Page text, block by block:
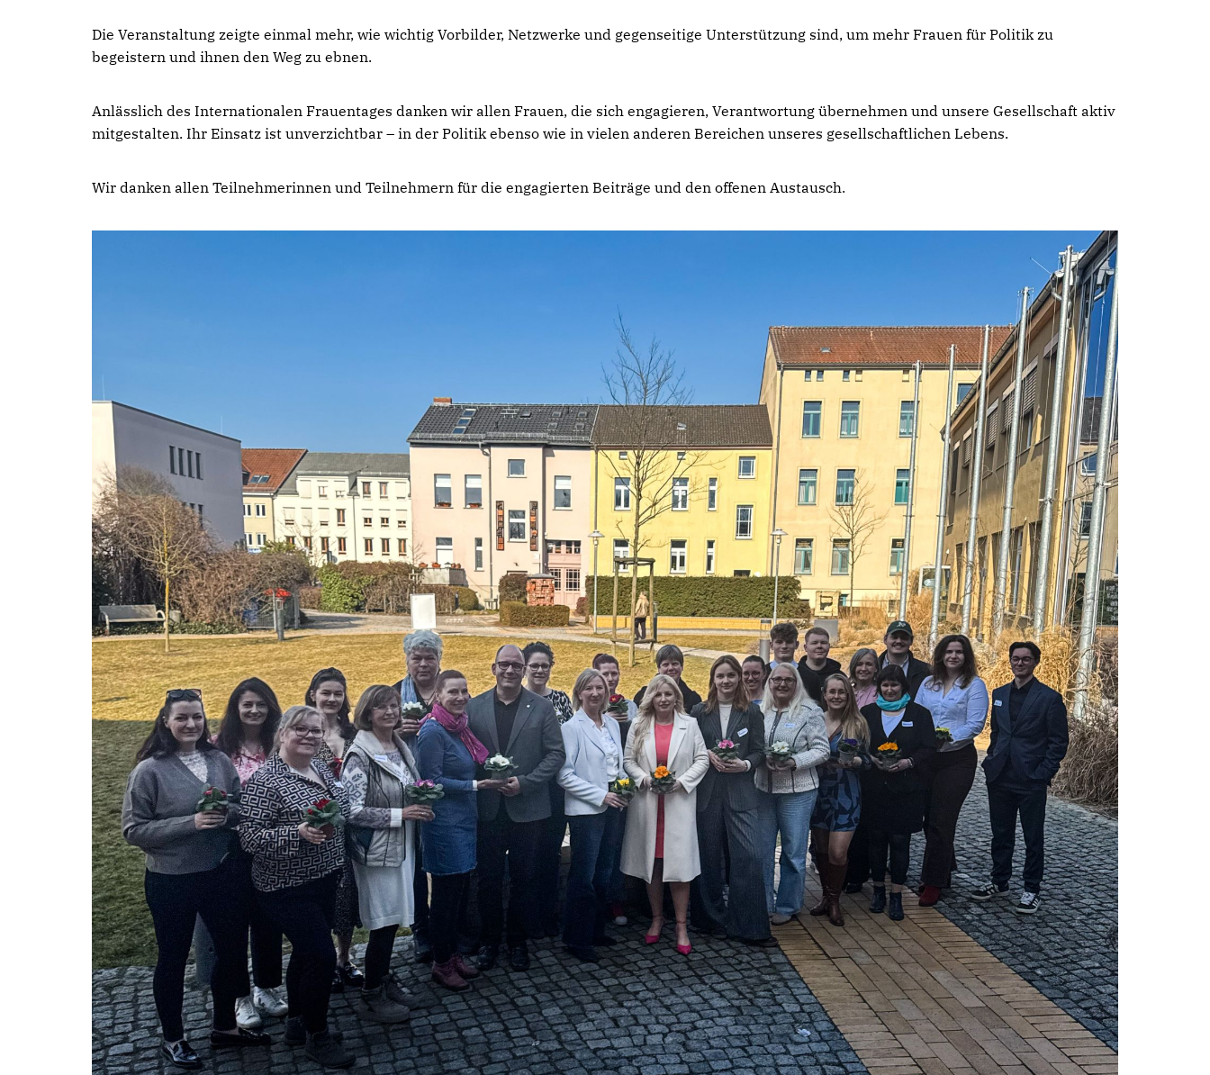
Die Veranstaltung zeigte einmal mehr, wie wichtig Vorbilder, Netzwerke und gegenseitige Unterstützung sind, um mehr Frauen für Politik zu
begeistern und ihnen den Weg zu ebnen.
Anlässlich des Internationalen Frauentages danken wir allen Frauen, die sich engagieren, Verantwortung übernehmen und unsere Gesellschaft aktiv
mitgestalten. Ihr Einsatz ist unverzichtbar – in der Politik ebenso wie in vielen anderen Bereichen unseres gesellschaftlichen Lebens.
Wir danken allen Teilnehmerinnen und Teilnehmern für die engagierten Beiträge und den offenen Austausch.